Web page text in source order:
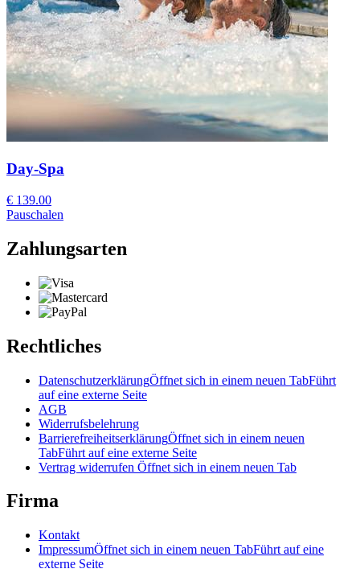
Day-Spa
€ 139.00
Pauschalen
Zahlungsarten
Rechtliches
DatenschutzerklärungÖffnet sich in einem neuen TabFührt
auf eine externe Seite
AGB
Widerrufsbelehrung
BarrierefreiheitserklärungÖffnet sich in einem neuen
TabFührt auf eine externe Seite
Vertrag widerrufen Öffnet sich in einem neuen Tab
Firma
Kontakt
ImpressumÖffnet sich in einem neuen TabFührt auf eine
externe Seite